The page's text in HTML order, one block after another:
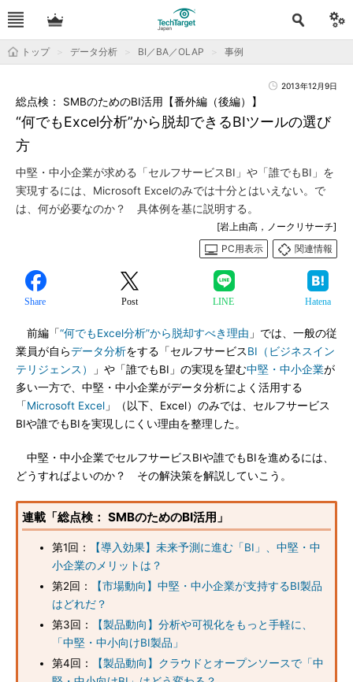
トップ データ分析 BI／BA／OLAP 事例
2013年12月9日
“何でもExcel分析”から脱却できるBIツールの選び
方
総点検： SMBのためのBI活用【番外編（後編）】
中堅・中小企業が求める「セルフサービスBI」や「誰でもBI」を
実現するには、Microsoft Excelのみでは十分とはいえない。で
は、何が必要なのか？ 具体例を基に説明する。
[岩上由高，ノークリサーチ]
PC用表示
関連情報
Share Post LINE Hatena
前編「“何でもExcel分析”から脱却すべき理由 」では、一般の従
業員が自らデータ分析をする「セルフサービスBI（ビジネスイン
テリジェンス）
」や「誰でもBI」の実現を望む中堅・中小企業が
多い一方で、中堅・中小企業がデータ分析によく活用する
「Microsoft Excel 」（以下、Excel）のみでは、セルフサービス
BIや誰でもBIを実現しにくい理由を整理した。
中堅・中小企業でセルフサービスBIや誰でもBIを進めるには、
どうすればよいのか？ その解決策を解説していこう。
連載「総点検： SMBのためのBI活用」
第1回：
【導入効果】未来予測に進む「BI」、中堅・中
小企業のメリットは？
第2回：
【市場動向】中堅・中小企業が支持するBI製品
はどれだ？
第3回：
【製品動向】分析や可視化をもっと手軽に、
「中堅・中小向けBI製品」
第4回：
【製品動向】クラウドとオープンソースで「中